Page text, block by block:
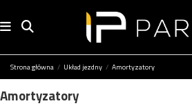
Strona główna Układ jezdny Amortyzatory
Amortyzatory